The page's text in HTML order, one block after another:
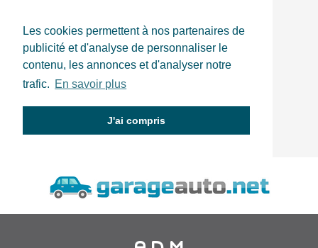
Les cookies permettent à nos partenaires de
publicité et d'analyse de personnaliser le
contenu, les annonces et d'analyser notre
trafic. En savoir plus
J'ai compris